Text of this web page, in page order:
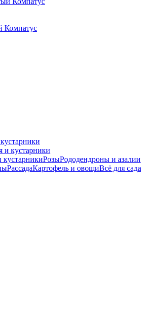
Компатус
и кустарники
кустарникиРозыРододендроны и азалии
РассадаКартофель и овощиВсё для сада